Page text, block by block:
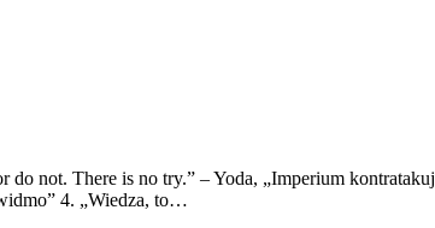
do not. There is no try.” – Yoda, „Imperium
4. „Wiedza, to…